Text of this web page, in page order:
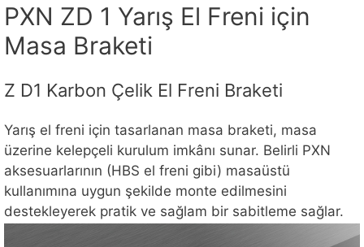
PXN ZD 1 Yarış El Freni için
Masa Braketi
Z D1 Karbon Çelik El Freni Braketi
Yarış el freni için tasarlanan masa braketi, masa
üzerine kelepçeli kurulum imkânı sunar. Belirli PXN
aksesuarlarının (HBS el freni gibi) masaüstü
kullanımına uygun şekilde monte edilmesini
destekleyerek pratik ve sağlam bir sabitleme sağlar.